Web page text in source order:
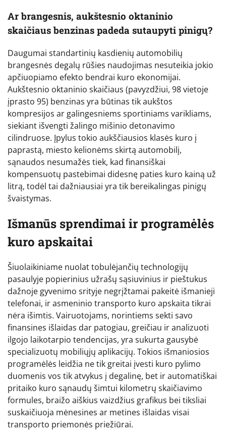
Ar brangesnis, aukštesnio oktaninio
skaičiaus benzinas padeda sutaupyti pinigų?
Daugumai standartinių kasdienių automobilių
brangesnės degalų rūšies naudojimas nesuteikia jokio
apčiuopiamo efekto bendrai kuro ekonomijai.
Aukštesnio oktaninio skaičiaus (pavyzdžiui, 98 vietoje
įprasto 95) benzinas yra būtinas tik aukštos
kompresijos ar galingesniems sportiniams varikliams,
siekiant išvengti žalingo mišinio detonavimo
cilindruose. Įpylus tokio aukščiausios klasės kuro į
paprastą, miesto kelionėms skirtą automobilį,
sąnaudos nesumažės tiek, kad finansiškai
kompensuotų pastebimai didesnę paties kuro kainą už
litrą, todėl tai dažniausiai yra tik bereikalingas pinigų
švaistymas.
Išmanūs sprendimai ir programėlės
kuro apskaitai
Šiuolaikiniame nuolat tobulėjančių technologijų
pasaulyje popierinius užrašų sąsiuvinius ir pieštukus
dažnoje gyvenimo srityje negrįžtamai pakeitė išmanieji
telefonai, ir asmeninio transporto kuro apskaita tikrai
nėra išimtis. Vairuotojams, norintiems sekti savo
finansines išlaidas dar patogiau, greičiau ir analizuoti
ilgojo laikotarpio tendencijas, yra sukurta gausybė
specializuotų mobiliųjų aplikacijų. Tokios išmaniosios
programėlės leidžia ne tik greitai įvesti kuro pylimo
duomenis vos tik atvykus į degalinę, bet ir automatiškai
pritaiko kuro sąnaudų šimtui kilometrų skaičiavimo
formules, braižo aiškius vaizdžius grafikus bei tiksliai
suskaičiuoja mėnesines ar metines išlaidas visai
transporto priemonės priežiūrai.